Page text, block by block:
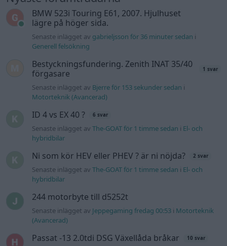
BMW 523i Touring E61, 2007. Hjulhuset
lägre på höger sida.
Senaste inlägget av gabrieljsson för 36 minuter sedan i
Generell felsökning
Bestyckningsfundering. Zenith INAT 35/40
förgasare
1 svar
Senaste inlägget av Bjerre för 153 sekunder sedan i
Motorteknik (Avancerad)
ID 4 vs EX 40 ? 6 svar
Senaste inlägget avThe-GOAT för 1 timme sedan i El- och
hybridbilar
Ni som kör HEV eller PHEV ? är ni nöjda? 2 svar
Senaste inlägget avThe-GOAT för 1 timme sedan i El- och
hybridbilar
244 motorbyte till d5252t
Senaste inlägget av Jeppegaming fredag 00:53 i Motorteknik
(Avancerad)
Passat -13 2.0tdi DSG Växellåda bråkar 10 svar